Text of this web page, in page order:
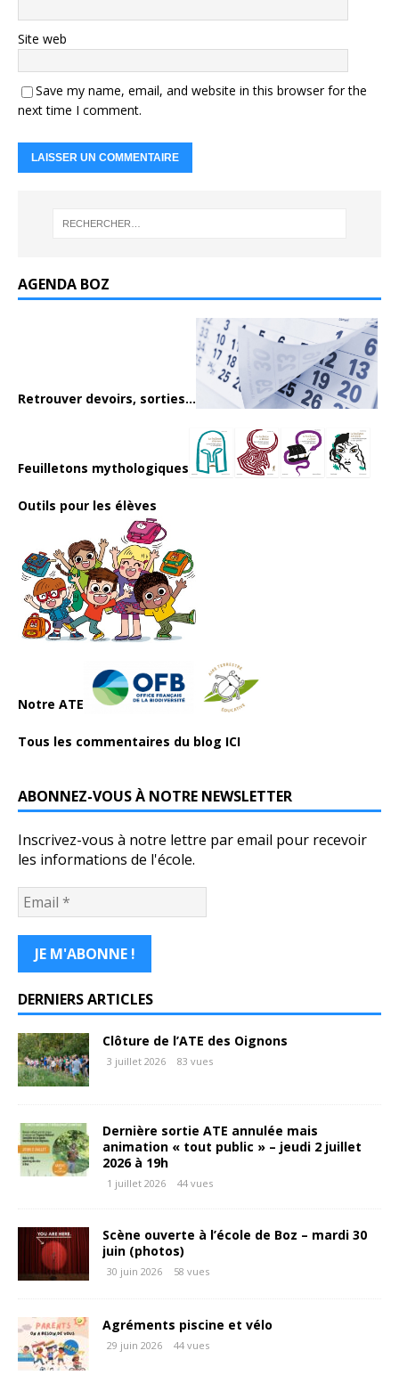
Site web
Save my name, email, and website in this browser for the
next time I comment.
AGENDA BOZ
Retrouver devoirs, sorties...
Feuilletons mythologiques
Outils pour les élèves
Notre ATE
Tous les commentaires du blog ICI
ABONNEZ-VOUS À NOTRE NEWSLETTER
Inscrivez-vous à notre lettre par email pour recevoir
les informations de l'école.
DERNIERS ARTICLES
Clôture de l’ATE des Oignons
3 juillet 2026 83 vues
Dernière sortie ATE annulée mais
animation « tout public » – jeudi 2 juillet
2026 à 19h
1 juillet 2026 44 vues
Scène ouverte à l’école de Boz – mardi 30
juin (photos)
30 juin 2026 58 vues
Agréments piscine et vélo
29 juin 2026 44 vues